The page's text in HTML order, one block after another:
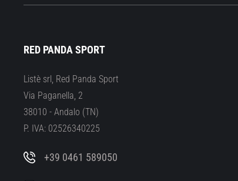
RED PANDA SPORT
Listè srl, Red Panda Sport
Via Paganella, 2
38010 - Andalo (TN)
P. IVA: 02526340225
+39 0461 589050